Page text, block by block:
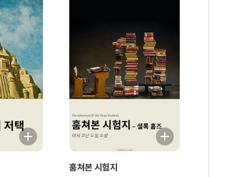
훔쳐본 시험지